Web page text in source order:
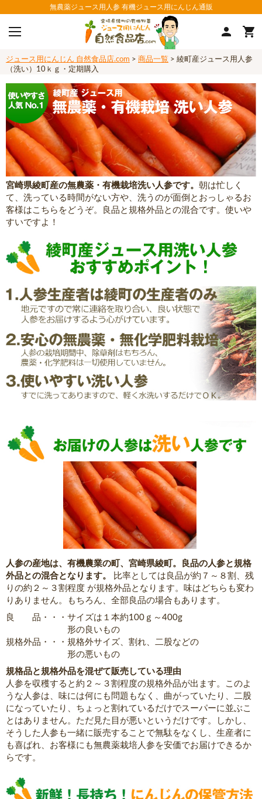
無農薬ジュース用人参 有機ジュース用にんじん通販
ジュース用にんじん 自然食品店.com > 商品一覧 > 綾町産ジュース用人参
（洗い）10ｋｇ・定期購入
宮崎県綾町産の無農薬・有機栽培洗い人参です。 朝は忙しく
て、洗っている時間がない方や、洗うのが面倒とおっしゃるお
客様はこちらをどうぞ。良品と規格外品との混合です。使いや
すいですよ！
人参の産地は、有機農業の町、宮崎県綾町。良品の人参と規格
外品との混合となります。
比率としては良品が約７～８割、残
りの約２～３割程度 が規格外品となります。味はどちらも変わ
りありません。もちろん、全部良品の場合もあります。
良 品・・・サイズは１本約100ｇ～400g
形の良いもの
規格外品・・・規格外サイズ、割れ、二股などの
形の悪いもの
規格品と規格外品を混ぜて販売している理由
人参を収穫すると約２～３割程度の規格外品が出ます。このよ
うな人参は、味には何にも問題もなく、曲がっていたり、二股
になっていたり、ちょっと割れているだけでスーパーに並ぶこ
とはありません。ただ見た目が悪いというだけです。しかし、
そうした人参も一緒に販売することで無駄をなくし、生産者に
も喜ばれ、お客様にも無農薬栽培人参を安価でお届けできるか
らです。